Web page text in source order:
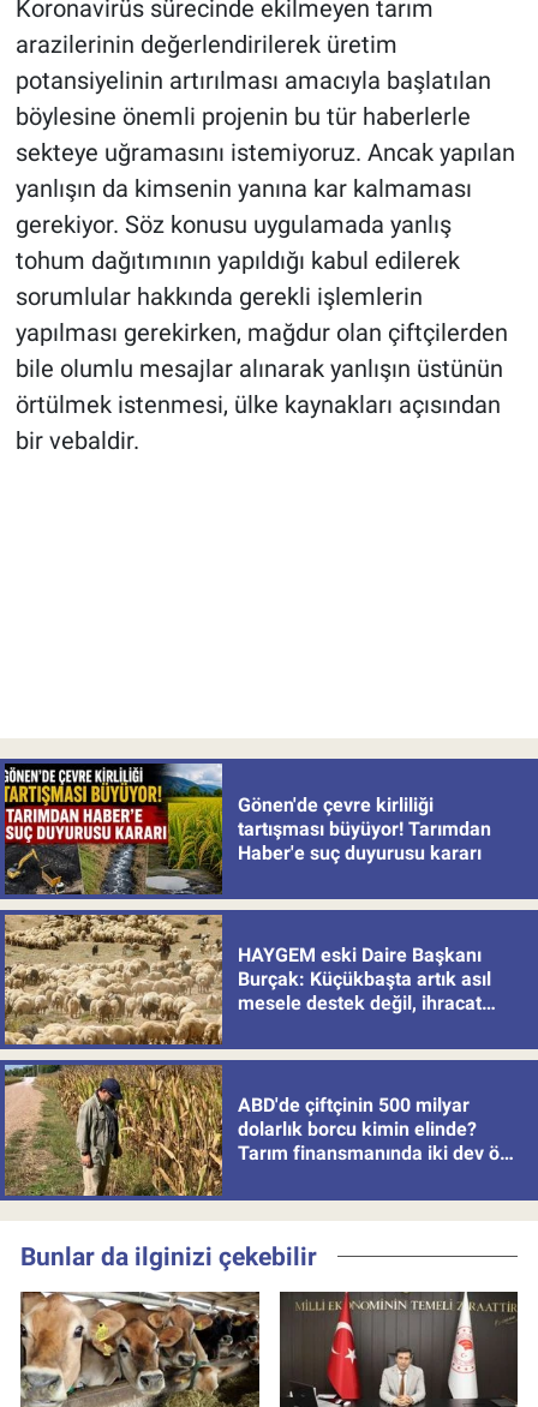
Koronavirüs sürecinde ekilmeyen tarım
arazilerinin değerlendirilerek üretim
potansiyelinin artırılması amacıyla başlatılan
böylesine önemli projenin bu tür haberlerle
sekteye uğramasını istemiyoruz. Ancak yapılan
yanlışın da kimsenin yanına kar kalmaması
gerekiyor. Söz konusu uygulamada yanlış
tohum dağıtımının yapıldığı kabul edilerek
sorumlular hakkında gerekli işlemlerin
yapılması gerekirken, mağdur olan çiftçilerden
bile olumlu mesajlar alınarak yanlışın üstünün
örtülmek istenmesi, ülke kaynakları açısından
bir vebaldir.
Gönen'de çevre kirliliği
tartışması büyüyor! Tarımdan
Haber'e suç duyurusu kararı
HAYGEM eski Daire Başkanı
Burçak: Küçükbaşta artık asıl
mesele destek değil, ihracat
ABD'de çiftçinin 500 milyar
dolarlık borcu kimin elinde?
Tarım finansmanında iki dev öne
Bunlar da ilginizi çekebilir